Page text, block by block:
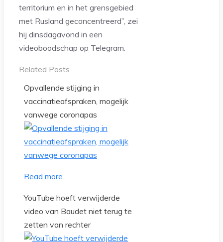
territorium en in het grensgebied
met Rusland geconcentreerd”, zei
hij dinsdagavond in een
videoboodschap op Telegram.
Related Posts
Opvallende stijging in
vaccinatieafspraken, mogelijk
vanwege coronapas
Read more
YouTube hoeft verwijderde
video van Baudet niet terug te
zetten van rechter